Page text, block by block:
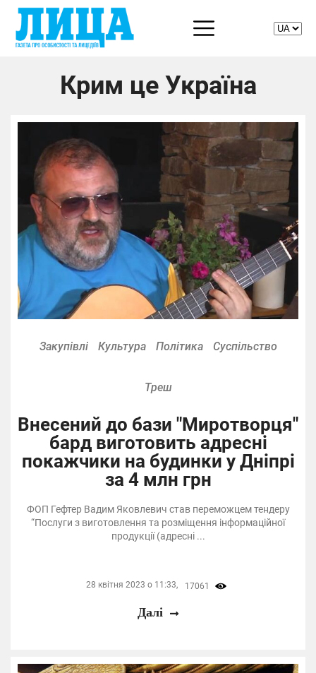
Крим це Україна
Закупівлі Культура Політика Суспільство
Треш
Внесений до бази "Миротворця"
бард виготовить адресні
покажчики на будинки у Дніпрі
за 4 млн грн
ФОП Гефтер Вадим Яковлевич став переможцем тендеру
“Послуги з виготовлення та розміщення інформаційної
продукції (адресні ...
28 квітня 2023 о 11:33, 17061
Далі